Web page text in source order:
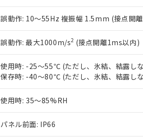
誤動作: 10～55Hz 複振幅 1.5mm (接点開
誤動作: 最大1000m/s2 (接点開離1ms以内)
使用時: -25～55℃ (ただし、氷結、結露し
保存時: -40～80℃ (ただし、氷結、結露し
使用時: 35～85%RH
パネル前面: IP66